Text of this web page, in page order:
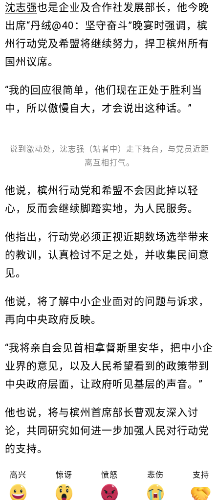
沈志强也是企业及合作社发展部长，他今晚
出席“丹绒@40：坚守奋斗”晚宴时强调，槟
州行动党及希盟将继续努力，捍卫槟州所有
国州议席。
“我的回应很简单，他们现在正处于胜利当
中，所以傲慢自大，才会说出这种话。”
说到激动处，沈志强（站者中）走下舞台，与党员近距
离互相打气。
他说，槟州行动党和希盟不会因此掉以轻
心，反而会继续脚踏实地，为人民服务。
他指出，行动党必须正视近期数场选举带来
的教训，认真检讨不足之处，并收集民间意
见。
他说，将了解中小企业面对的问题与诉求，
再向中央政府反映。
“我将亲自会见首相拿督斯里安华，把中小企
业界的意见，以及人民希望看到的政策带到
中央政府层面，让政府听见基层的声音。”
他也说，将与槟州首席部长曹观友深入讨
论，共同研究如何进一步加强人民对行动党
的支持。
高兴 惊讶 愤怒 悲伤 支持